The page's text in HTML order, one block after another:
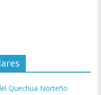
Quechua Norteño